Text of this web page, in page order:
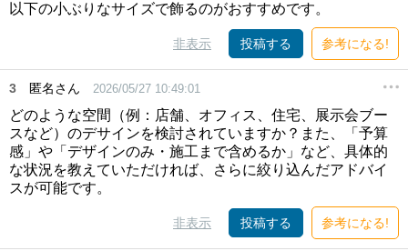
以下の小ぶりなサイズで飾るのがおすすめです。
非表示 投稿する 参考になる!
3 匿名さん 2026/05/27 10:49:01
どのような空間（例：店舗、オフィス、住宅、展示会ブー
スなど）のデサインを検討されていますか？また、「予算
感」や「デザインのみ・施工まで含めるか」など、具体的
な状況を教えていただければ、さらに絞り込んだアドバイ
スが可能です。
非表示 投稿する 参考になる!